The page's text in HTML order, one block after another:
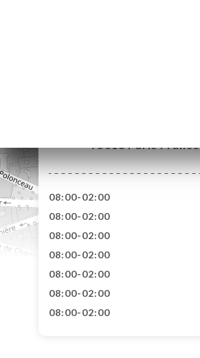
75018 Paris France
08:00-02:00
08:00-02:00
08:00-02:00
08:00-02:00
08:00-02:00
08:00-02:00
08:00-02:00